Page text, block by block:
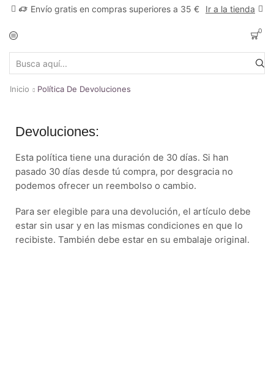
Envío gratis en compras superiores a 35 € Ir a la tienda
0
Inicio Política De Devoluciones
Devoluciones:
Esta política tiene una duración de 30 días. Si han
pasado 30 días desde tú compra, por desgracia no
podemos ofrecer un reembolso o cambio.
Para ser elegible para una devolución, el artículo debe
estar sin usar y en las mismas condiciones en que lo
recibiste. También debe estar en su embalaje original.